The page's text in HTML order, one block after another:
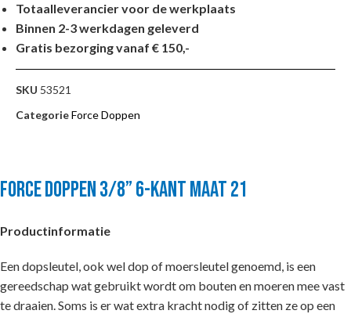
Totaalleverancier voor de werkplaats
Binnen 2-3 werkdagen geleverd
Gratis bezorging vanaf € 150,-
SKU 53521
CategorieForce Doppen
FORCE DOPPEN 3/8” 6-KANT MAAT 21
Productinformatie
Een dopsleutel, ook wel dop of moersleutel genoemd, is een
gereedschap wat gebruikt wordt om bouten en moeren mee vast
te draaien. Soms is er wat extra kracht nodig of zitten ze op een